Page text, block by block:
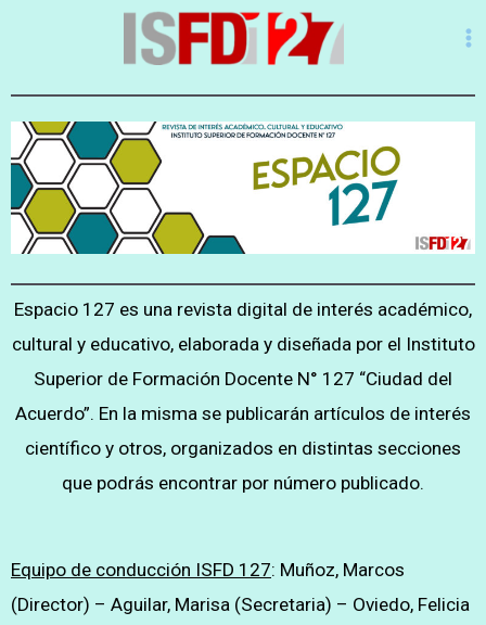
Espacio 127 es una revista digital de interés académico,
cultural y educativo, elaborada y diseñada por el Instituto
Superior de Formación Docente N° 127 “Ciudad del
Acuerdo”. En la misma se publicarán artículos de interés
científico y otros, organizados en distintas secciones
que podrás encontrar por número publicado.
Equipo de conducción ISFD 127: Muñoz, Marcos
(Director) – Aguilar, Marisa (Secretaria) – Oviedo, Felicia